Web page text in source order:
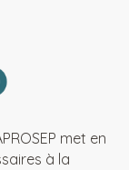
met en
à la